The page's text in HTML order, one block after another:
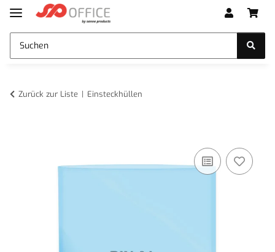
Zurück zur Liste Einsteckhüllen